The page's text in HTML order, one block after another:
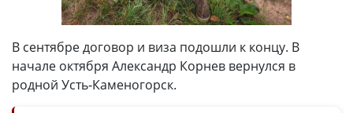
В сентябре договор и виза подошли к концу. В
начале октября Александр Корнев вернулся в
родной Усть-Каменогорск.